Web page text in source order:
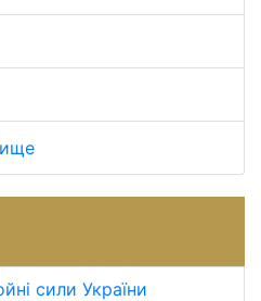
сили України